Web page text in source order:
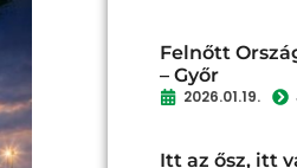
Felnőtt
– Győr
2026.01.19.
Itt az ősz, itt